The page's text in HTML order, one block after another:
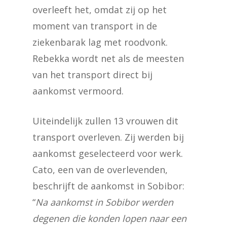
overleeft het, omdat zij op het
moment van transport in de
ziekenbarak lag met roodvonk.
Rebekka wordt net als de meesten
van het transport direct bij
aankomst vermoord.
Uiteindelijk zullen 13 vrouwen dit
transport overleven. Zij werden bij
aankomst geselecteerd voor werk.
Cato, een van de overlevenden,
beschrijft de aankomst in Sobibor:
“Na aankomst in Sobibor werden
degenen die konden lopen naar een